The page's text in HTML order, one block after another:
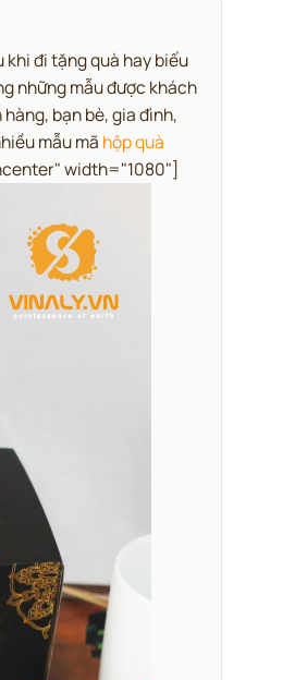
đi tặng quà hay biếu
những mẫu được khách
bạn bè, gia đình,
mẫu mã hộp quà
width="1080"]